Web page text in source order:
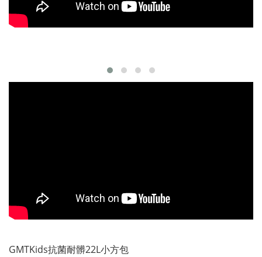
GMTKids抗菌耐髒22L小方包